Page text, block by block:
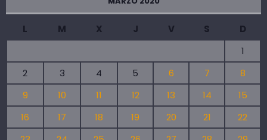
L M X J V S
D
1
2
3 4 5 6 7
8
9
10 11 12 13 14
15
16
17 18 19 20 21
22